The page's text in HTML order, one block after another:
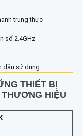
trung thực
số 2.4GHz
đầu sử dụng
THIẾT BỊ
HIỆU